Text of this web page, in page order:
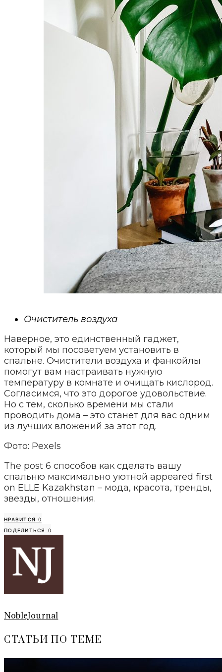
Очиститель воздуха
Наверное, это единственный гаджет,
который мы посоветуем установить в
спальне. Очистители воздуха и фанкойлы
помогут вам настраивать нужную
температуру в комнате и очищать кислород.
Согласимся, что это дорогое удовольствие.
Но с тем, сколько времени мы стали
проводить дома – это станет для вас одним
из лучших вложений за этот год.
Фото: Pexels
The post 6 способов как сделать вашу
спальню максимально уютной appeared first
on ELLE Kazakhstan – мода, красота, тренды,
звезды, отношения.
НРАВИТСЯ 0
ПОДЕЛИТЬСЯ
0
NobleJournal
СТАТЬИ ПО ТЕМЕ